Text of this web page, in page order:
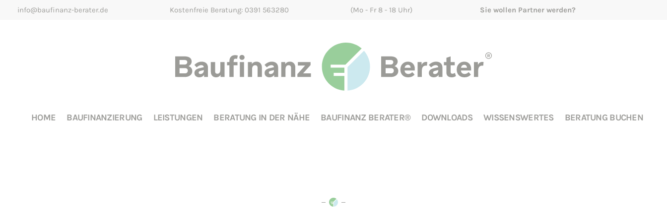
info@baufinanz-berater.de Kostenfreie Beratung: 0391 563280 (Mo - Fr 8 - 18 Uhr) Sie wollen Partner werden?
HOME BAUFINANZIERUNG LEISTUNGEN BERATUNG IN DER NÄHE BAUFINANZ BERATER® DOWNLOADS WISSENSWERTES BERATUNG BUCHEN